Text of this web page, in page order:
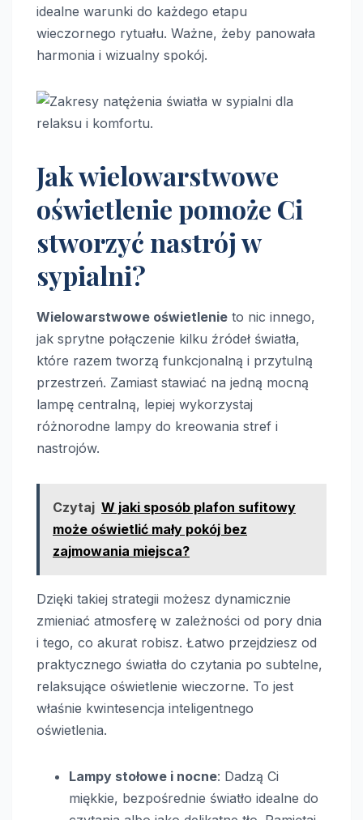
idealne warunki do każdego etapu
wieczornego rytuału. Ważne, żeby panowała
harmonia i wizualny spokój.
Jak wielowarstwowe
oświetlenie pomoże Ci
stworzyć nastrój w
sypialni?
Wielowarstwowe oświetlenie to nic innego,
jak sprytne połączenie kilku źródeł światła,
które razem tworzą funkcjonalną i przytulną
przestrzeń. Zamiast stawiać na jedną mocną
lampę centralną, lepiej wykorzystaj
różnorodne lampy do kreowania stref i
nastrojów.
Czytaj W jaki sposób plafon sufitowy
może oświetlić mały pokój bez
zajmowania miejsca?
Dzięki takiej strategii możesz dynamicznie
zmieniać atmosferę w zależności od pory dnia
i tego, co akurat robisz. Łatwo przejdziesz od
praktycznego światła do czytania po subtelne,
relaksujące oświetlenie wieczorne. To jest
właśnie kwintesencja inteligentnego
oświetlenia.
Lampy stołowe i nocne: Dadzą Ci
miękkie, bezpośrednie światło idealne do